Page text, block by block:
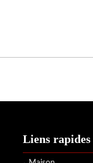
Liens rapides